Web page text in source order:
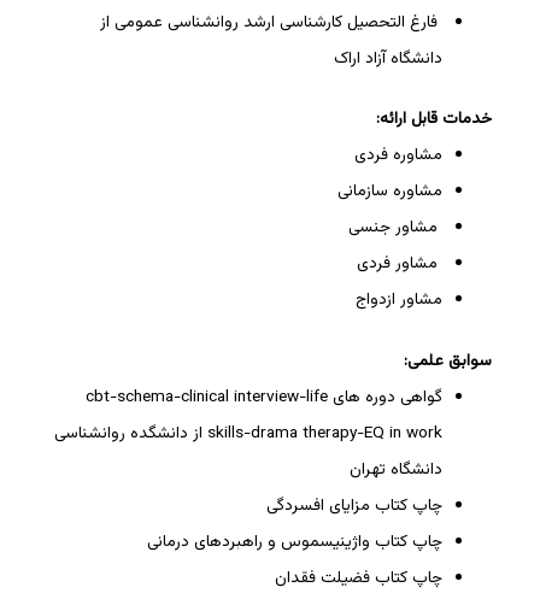
فارغ التحصیل کارشناسی ارشد روانشناسی عمومی از
دانشگاه آزاد اراک
خدمات قابل ارائه:
مشاوره فردی
مشاوره سازمانی
مشاور جنسی
مشاور فردی
مشاور ازدواج
سوابق علمی:
گواهی دوره های cbt-schema-clinical interview-life
skills-drama therapy-EQ in work از دانشگده روانشناسی
دانشگاه تهران
چاپ کتاب مزایای افسردگی
چاپ کتاب واژینیسموس و راهبردهای درمانی
چاپ کتاب فضیلت فقدان